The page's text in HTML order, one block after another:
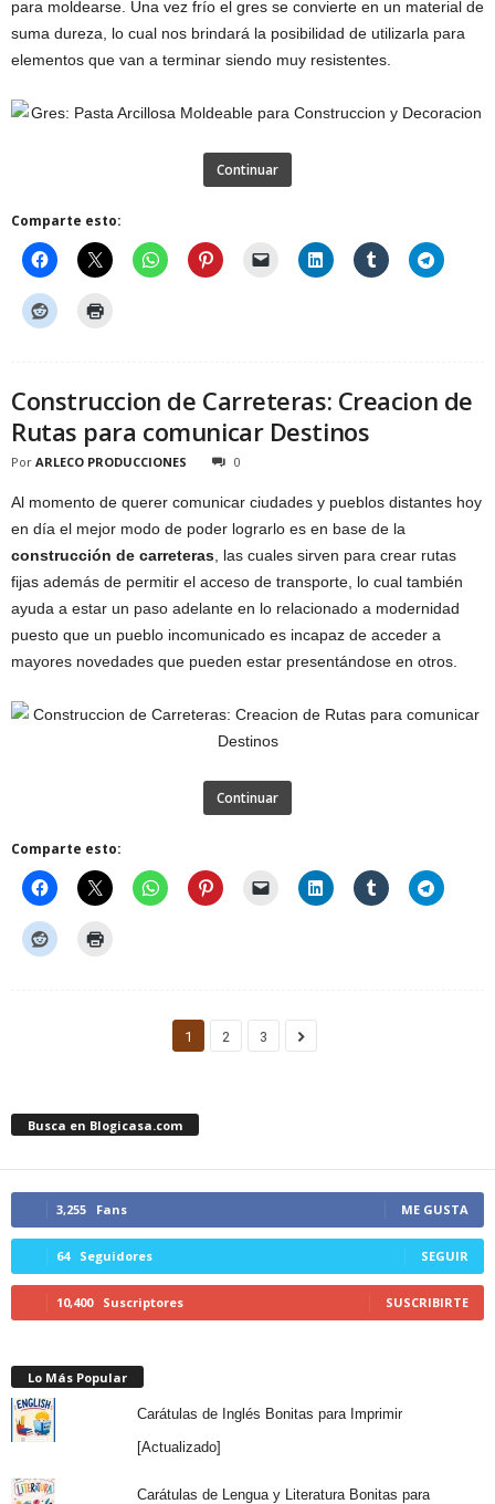
para moldearse. Una vez frío el gres se convierte en un material de
suma dureza, lo cual nos brindará la posibilidad de utilizarla para
elementos que van a terminar siendo muy resistentes.
Continuar
Comparte esto:
Construccion de Carreteras: Creacion de
Rutas para comunicar Destinos
Por ARLECO PRODUCCIONES 0
Al momento de querer comunicar ciudades y pueblos distantes hoy
en día el mejor modo de poder lograrlo es en base de la
construcción de carreteras , las cuales sirven para crear rutas
fijas además de permitir el acceso de transporte, lo cual también
ayuda a estar un paso adelante en lo relacionado a modernidad
puesto que un pueblo incomunicado es incapaz de acceder a
mayores novedades que pueden estar presentándose en otros.
Continuar
Comparte esto:
1 2 3
Busca en Blogicasa.com
3,255 Fans ME GUSTA
64 Seguidores SEGUIR
10,400 Suscriptores SUSCRIBIRTE
Lo Más Popular
Carátulas de Inglés Bonitas para Imprimir
[Actualizado]
Carátulas de Lengua y Literatura Bonitas para